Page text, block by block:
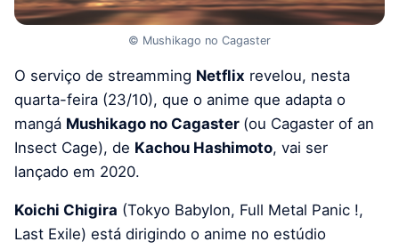
© Mushikago no Cagaster
O serviço de streamming Netflix revelou, nesta
quarta-feira (23/10), que o anime que adapta o
mangá Mushikago no Cagaster (ou Cagaster of an
Insect Cage), de Kachou Hashimoto, vai ser
lançado em 2020.
Koichi Chigira (Tokyo Babylon, Full Metal Panic !,
Last Exile) está dirigindo o anime no estúdio